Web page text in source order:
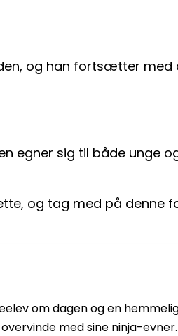
og han fortsætter med
egner sig til både unge
og tag med på denne
om dagen og en
med sine ninja-evner.